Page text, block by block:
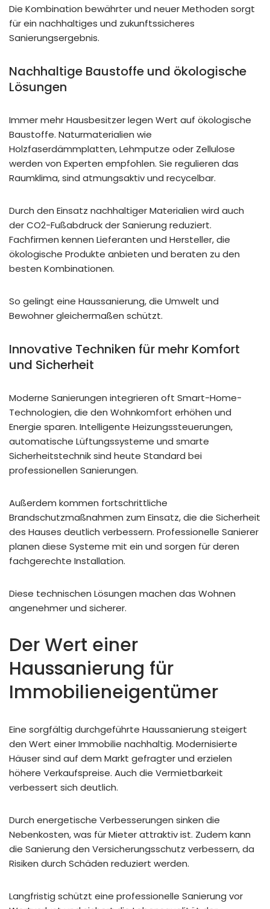
Die Kombination bewährter und neuer Methoden sorgt
für ein nachhaltiges und zukunftssicheres
Sanierungsergebnis.
Nachhaltige Baustoffe und ökologische
Lösungen
Immer mehr Hausbesitzer legen Wert auf ökologische
Baustoffe. Naturmaterialien wie
Holzfaserdämmplatten, Lehmputze oder Zellulose
werden von Experten empfohlen. Sie regulieren das
Raumklima, sind atmungsaktiv und recycelbar.
Durch den Einsatz nachhaltiger Materialien wird auch
der CO2-Fußabdruck der Sanierung reduziert.
Fachfirmen kennen Lieferanten und Hersteller, die
ökologische Produkte anbieten und beraten zu den
besten Kombinationen.
So gelingt eine Haussanierung, die Umwelt und
Bewohner gleichermaßen schützt.
Innovative Techniken für mehr Komfort
und Sicherheit
Moderne Sanierungen integrieren oft Smart-Home-
Technologien, die den Wohnkomfort erhöhen und
Energie sparen. Intelligente Heizungssteuerungen,
automatische Lüftungssysteme und smarte
Sicherheitstechnik sind heute Standard bei
professionellen Sanierungen.
Außerdem kommen fortschrittliche
Brandschutzmaßnahmen zum Einsatz, die die Sicherheit
des Hauses deutlich verbessern. Professionelle Sanierer
planen diese Systeme mit ein und sorgen für deren
fachgerechte Installation.
Diese technischen Lösungen machen das Wohnen
angenehmer und sicherer.
Der Wert einer
Haussanierung für
Immobilieneigentümer
Eine sorgfältig durchgeführte Haussanierung steigert
den Wert einer Immobilie nachhaltig. Modernisierte
Häuser sind auf dem Markt gefragter und erzielen
höhere Verkaufspreise. Auch die Vermietbarkeit
verbessert sich deutlich.
Durch energetische Verbesserungen sinken die
Nebenkosten, was für Mieter attraktiv ist. Zudem kann
die Sanierung den Versicherungsschutz verbessern, da
Risiken durch Schäden reduziert werden.
Langfristig schützt eine professionelle Sanierung vor